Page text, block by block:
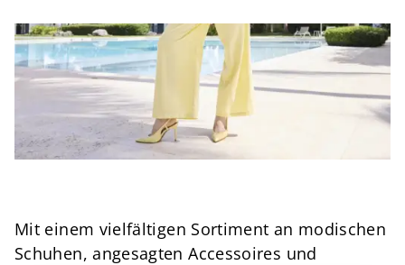
Mit einem vielfältigen Sortiment an modischen
Schuhen, angesagten Accessoires und